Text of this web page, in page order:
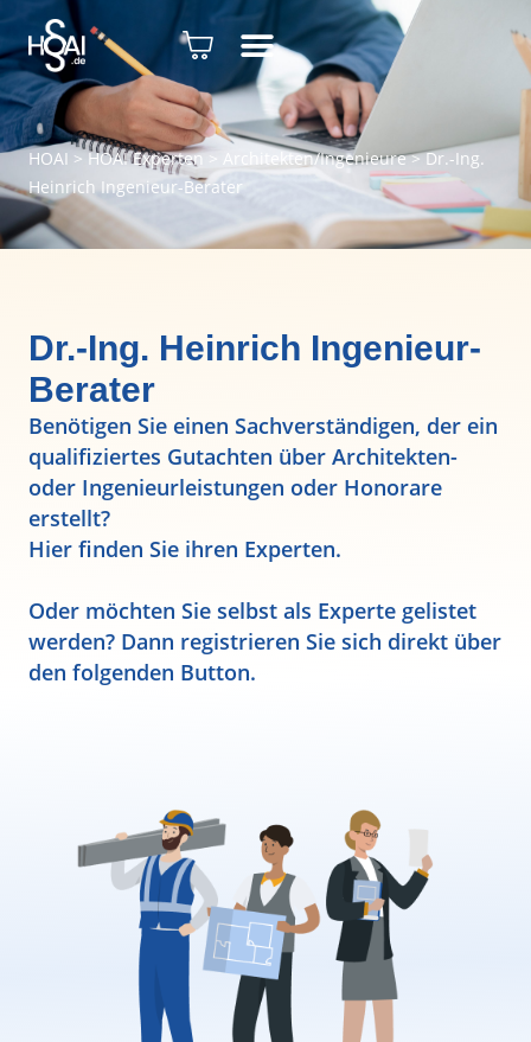
HOAI > HOAI Experten> Architekten/Ingenieure>Dr.-Ing.
Heinrich Ingenieur-Berater
Dr.-Ing. Heinrich Ingenieur-
Berater
Benötigen Sie einen Sachverständigen, der ein
qualifiziertes Gutachten über Architekten-
oder Ingenieurleistungen oder Honorare
erstellt?
Hier finden Sie ihren Experten.
Oder möchten Sie selbst als Experte gelistet
werden? Dann registrieren Sie sich direkt über
den folgenden Button.